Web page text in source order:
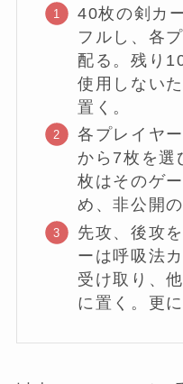
40枚の剣カ
フルし、各
配る。残り
使用しない
置く。
各プレイヤ
から7枚を選
枚はそのゲ
め、非公開
先攻、後攻
ーは呼吸法
受け取り、
に置く。更